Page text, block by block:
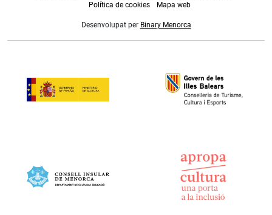
Política de cookies
Mapa web
Desenvolupat per Binary Menorca